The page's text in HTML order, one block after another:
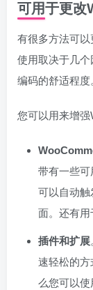
可用于更改
有很多方法可
使用取决于几
编码的舒适程度
您可以用来增强
带有一些
可以自动
面。还有用
插件和扩展
速轻松的
么您可以